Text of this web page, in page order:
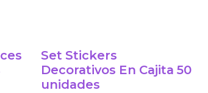
Set Stickers
Decorativos En Cajita 50
unidades